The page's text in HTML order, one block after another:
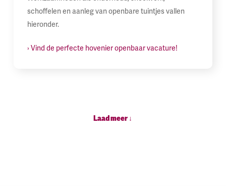
schoffelen en aanleg van openbare tuintjes vallen
hieronder.
› Vind de perfecte hovenier openbaar vacature!
Laad meer ↓